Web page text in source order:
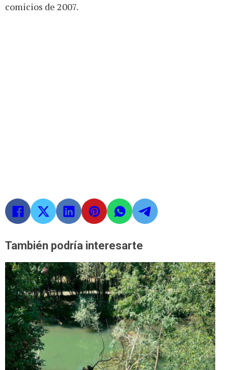
comicios de 2007.
También podría interesarte